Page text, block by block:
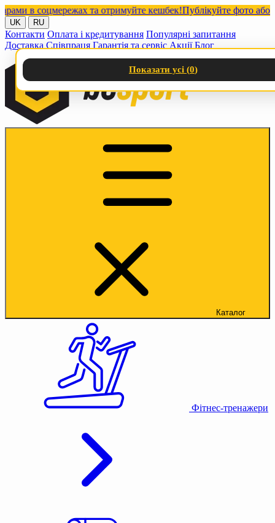
в соцмережах та отримуйте кешбек!Публікуйте фото або
UK RU
Контакти Оплата і кредитування Популярні запитання
Доставка Співпраця Гарантія та сервіс Акції Блог
Каталог
Фітнес-тренажери
Показати усі (0)